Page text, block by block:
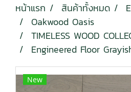
หน้าแรก สินค้าทั้งหมด
Oakwood Oasis
TIMELESS WOOD
Engineered Floor
New